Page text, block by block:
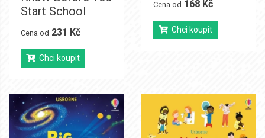
Start School
Cena od 231 Kč
Chci koupit
Cena od 168 Kč
Chci koupit